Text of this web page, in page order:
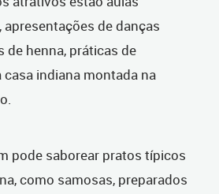
de danças
de henna, práticas de
indiana montada na
pode saborear pratos típicos
como samosas, preparados